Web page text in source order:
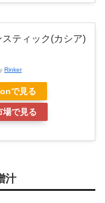
スティック(カシア)
Rinker
で見る
場で見る
汁